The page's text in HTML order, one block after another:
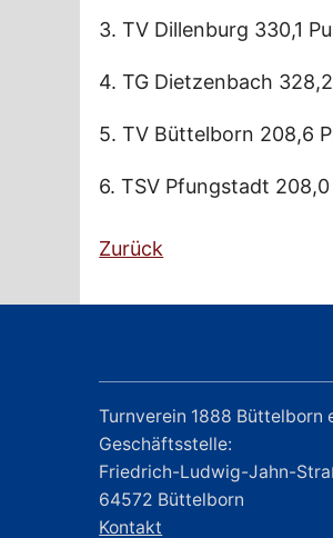
3. TV Dillenburg 330,1
4. TG Dietzenbach
5. TV Büttelborn 208,6
6. TSV Pfungstadt
Zurück
Turnverein 1888 Büttelborn
Geschäftsstelle:
Friedrich-Ludwig-Jahn-
64572 Büttelborn
Kontakt